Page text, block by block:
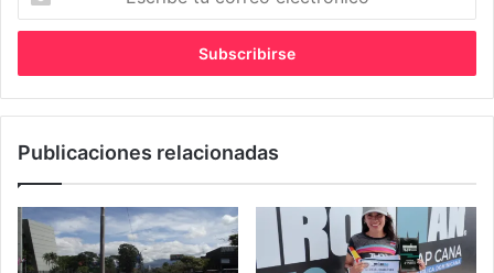
correo
Publicaciones relacionadas